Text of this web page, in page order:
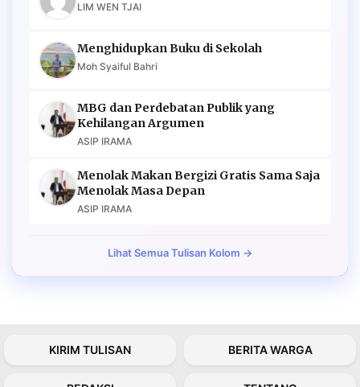
LIM WEN TJAI
Menghidupkan Buku di Sekolah
Moh Syaiful Bahri
MBG dan Perdebatan Publik yang
Kehilangan Argumen
ASIP IRAMA
Menolak Makan Bergizi Gratis Sama Saja
Menolak Masa Depan
ASIP IRAMA
Lihat Semua Tulisan Kolom →
KIRIM TULISAN BERITA WARGA